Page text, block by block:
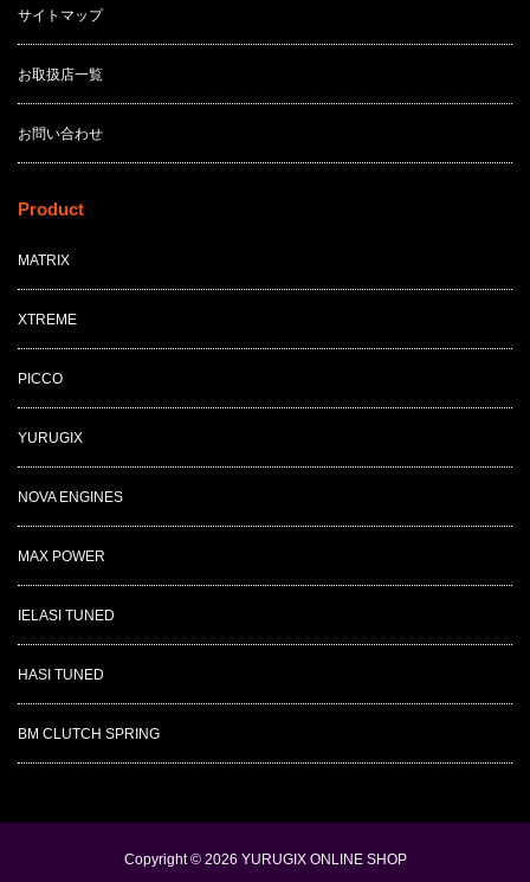
サイトマップ
お取扱店一覧
お問い合わせ
Product
MATRIX
XTREME
PICCO
YURUGIX
NOVA ENGINES
MAX POWER
IELASI TUNED
HASI TUNED
BM CLUTCH SPRING
Copyright © 2026 YURUGIX ONLINE SHOP